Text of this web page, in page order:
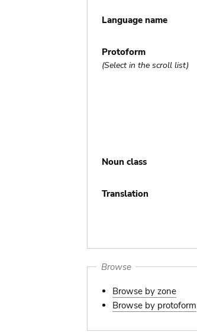
Language name
Protoform
(Select in the scroll list)
Noun class
Translation
Browse
Browse by zone
Browse by protoform